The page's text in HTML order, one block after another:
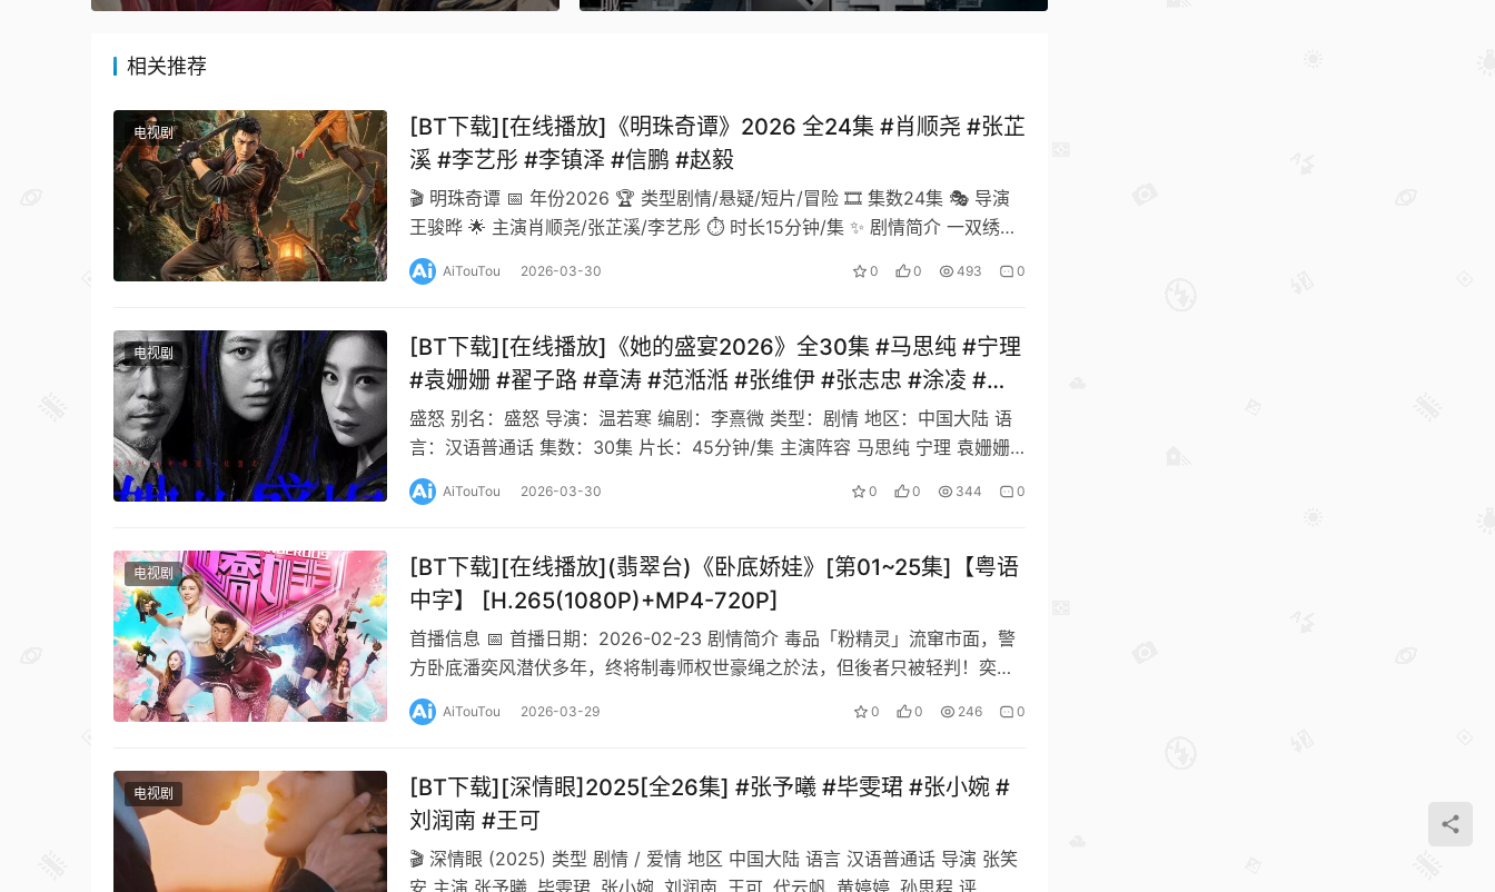
相关推荐
电视剧
[BT下载][在线播放]《明珠奇谭》2026 全24集 #肖顺尧 #张芷
溪 #李艺彤 #李镇泽 #信鹏 #赵毅
🎬 明珠奇谭 📅 年份2026 🏆 类型剧情/悬疑/短片/冒险 🎞️ 集数24集 🎭 导演
王骏晔 🌟 主演肖顺尧/张芷溪/李艺彤 ⏱️ 时长15分钟/集 ✨ 剧情简介 一双绣花
鞋拉…
AiTouTou 2026-03-30 0 0 493 0
电视剧
[BT下载][在线播放]《她的盛宴2026》全30集 #马思纯 #宁理
#袁姗姗 #翟子路 #章涛 #范湉湉 #张维伊 #张志忠 #涂凌 #任
正斌 #焦钰 #郑则仕 #朱茵 #陈逸恒 #夏力薪 #柳小海 #白荟 #
王婉娟
盛怒 别名：盛怒 导演：温若寒 编剧：李熹微 类型：剧情 地区：中国大陆 语
言：汉语普通话 集数：30集 片长：45分钟/集 主演阵容 马思纯 宁理 袁姗姗
翟子路 章涛 范湉湉 …
AiTouTou 2026-03-30 0 0 344 0
电视剧
[BT下载][在线播放](翡翠台)《卧底娇娃》[第01~25集]【粤语
中字】 [H.265(1080P)+MP4-720P]
首播信息 📅 首播日期：2026-02-23 剧情简介 毒品「粉精灵」流窜市面，警
方卧底潘奕风潜伏多年，终将制毒师权世豪绳之於法，但後者只被轻判！奕风
向上级提出继续卧底计划，还获允…
AiTouTou 2026-03-29 0 0 246 0
电视剧
[BT下载][深情眼]2025[全26集] #张予曦 #毕雯珺 #张小婉 #
刘润南 #王可
🎬 深情眼 (2025) 类型 剧情 / 爱情 地区 中国大陆 语言 汉语普通话 导演 张笑
安 主演 张予曦, 毕雯珺, 张小婉, 刘润南, 王可, 代云帆, 黄婷婷, 孙思程 评…